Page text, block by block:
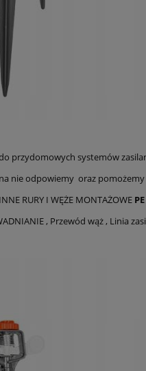
przydomowych systemów
nie odpowiemy oraz
RURY I WĘŻE MONTAŻOWE
, Przewód wąż , Linia